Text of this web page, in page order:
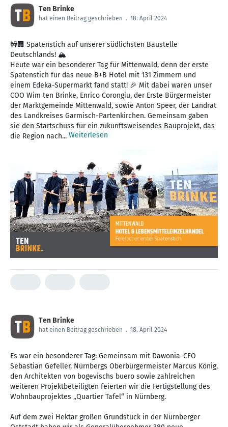
Ten Brinke
hat einen Beitrag geschrieben . 18. April 2024
🚧🏢 Spatenstich auf unserer südlichsten Baustelle
Deutschlands! 🏔️
️Heute war ein besonderer Tag für Mittenwald, denn der erste
Spatenstich für das neue B+B Hotel mit 131 Zimmern und
einem Edeka-Supermarkt fand statt! 🎉 Mit dabei waren unser
COO Wim ten Brinke, Enrico Corongiu, der Erste Bürgermeister
der Marktgemeinde Mittenwald, sowie Anton Speer, der Landrat
des Landkreises Garmisch-Partenkirchen. Gemeinsam gaben
sie den Startschuss für ein zukunftsweisendes Bauprojekt, das
die Region nach... Weiterlesen
Ten Brinke
hat einen Beitrag geschrieben . 18. April 2024
Es war ein besonderer Tag: Gemeinsam mit Dawonia-CFO
Sebastian Gefeller, Nürnbergs Oberbürgermeister Marcus König,
den Architekten von bogevischs buero sowie zahlreichen
weiteren Projektbeteiligten feierten wir die Fertigstellung des
Wohnbauprojektes „Quartier Tafel“ in Nürnberg.
Auf dem zwei Hektar großen Grundstück in der Nürnberger